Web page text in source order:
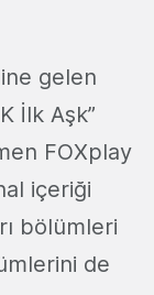
gelen
İlk Aşk”
FOXplay
içeriği
bölümleri
de